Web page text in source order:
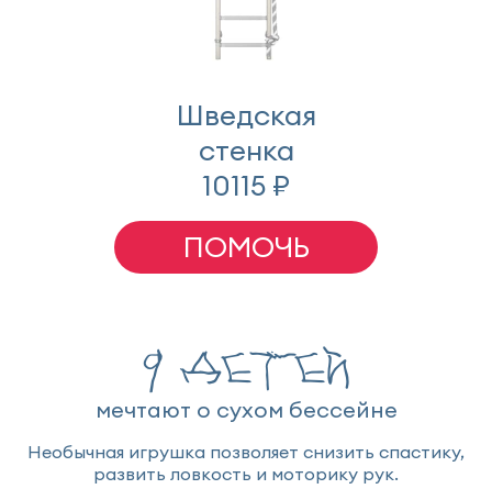
Шведская
стенка
10115 ₽
ПОМОЧЬ
9 детей
мечтают о сухом бессейне
Необычная игрушка позволяет снизить спастику,
развить ловкость и моторику рук.